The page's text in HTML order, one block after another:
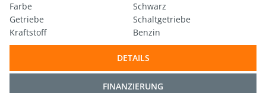
Farbe
Schwarz
Getriebe
Schaltgetriebe
Kraftstoff
Benzin
DETAILS
FINANZIERUNG